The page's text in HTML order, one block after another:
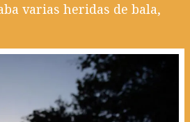
varias heridas de bala,